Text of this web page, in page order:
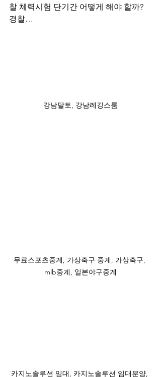
찰 체력시험 단기간 어떻게 해야 할까?
경찰…
강남달토, 강남레깅스룸
무료스포츠중계, 가상축구 중계, 가상축구,
mlb중계, 일본야구중계
카지노솔루션 임대, 카지노솔루션 임대분양,